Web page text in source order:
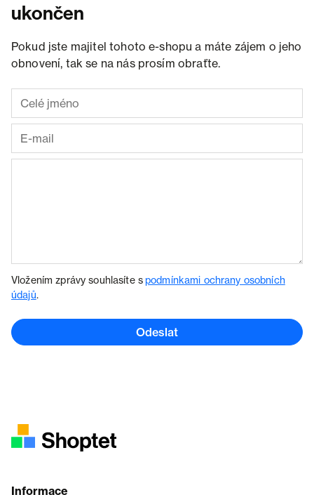
ukončen
Pokud jste majitel tohoto e-shopu a máte zájem o jeho
obnovení, tak se na nás prosím obraťte.
Vložením zprávy souhlasíte spodmínkami ochrany osobních
údajů.
Odeslat
Informace